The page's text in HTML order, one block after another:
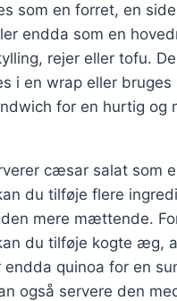
som en forret, en
endda som en
rejer eller tofu.
i en wrap eller bruges
for en hurtig og
cæsar salat som
du tilføje flere
mere mættende.
du tilføje kogte æg,
endda quinoa for en
også servere den